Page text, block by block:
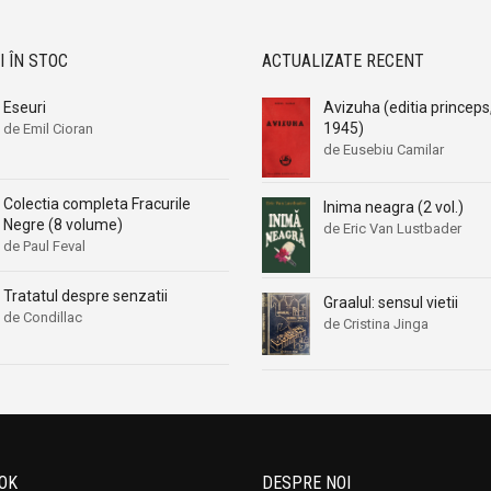
Elizabeth Duke
Elizabeth Gaskell
Elizabeth Thornton
Elsie Strother
Emma Darcy
Essie Summers
Elizabeth Duke
Elizabeth Gaskell
Elizabeth Thornton
Elsie Strother
Emma Darcy
Essie Summers
ÎN STOC
Eseuri
de Emil Cioran
Colectia completa Fracurile
Negre (8 volume)
de Paul Feval
Tratatul despre senzatii
de Condillac
ACTUALIZATE RECENT
Avizuha (editia princeps,
1945)
de Eusebiu Camilar
Inima neagra (2 vol.)
de Eric Van Lustbader
Graalul: sensul vietii
de Cristina Jinga
DESPRE NOI